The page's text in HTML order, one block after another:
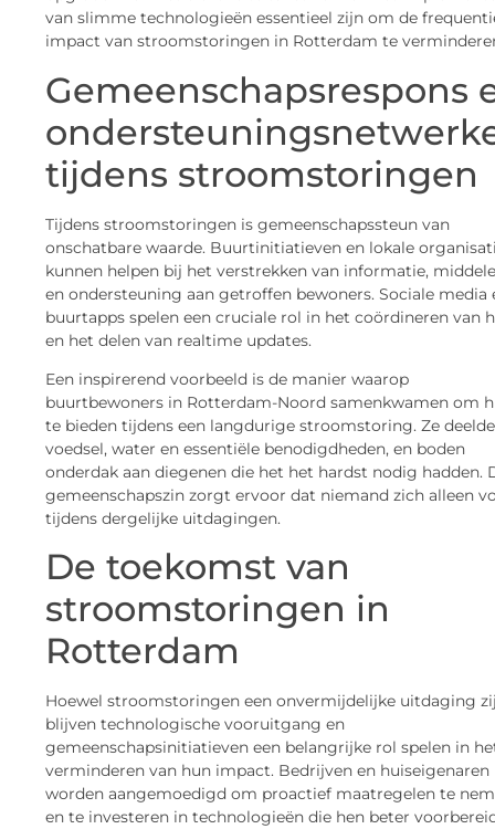
van slimme technologieën essentieel zijn om de
impact van stroomstoringen in Rotterdam te
Gemeenschapsrespons
tijdens stroomstoringen
Tijdens stroomstoringen is gemeenschapssteun van
onschatbare waarde. Buurtinitiatieven en lokale
kunnen helpen bij het verstrekken van informatie,
en ondersteuning aan getroffen bewoners. Sociale media
buurtapps spelen een cruciale rol in het coördineren van
en het delen van realtime updates.
Een inspirerend voorbeeld is de manier waarop
buurtbewoners in Rotterdam-Noord samenkwamen om
te bieden tijdens een langdurige stroomstoring. Ze
voedsel, water en essentiële benodigdheden, en boden
onderdak aan diegenen die het het hardst nodig hadden.
gemeenschapszin zorgt ervoor dat niemand zich alleen
tijdens dergelijke uitdagingen.
De toekomst van
stroomstoringen in
Rotterdam
Hoewel stroomstoringen een onvermijdelijke uitdaging
blijven technologische vooruitgang en
gemeenschapsinitiatieven een belangrijke rol spelen in
verminderen van hun impact. Bedrijven en huiseigenaren
worden aangemoedigd om proactief maatregelen te
en te investeren in technologieën die hen beter